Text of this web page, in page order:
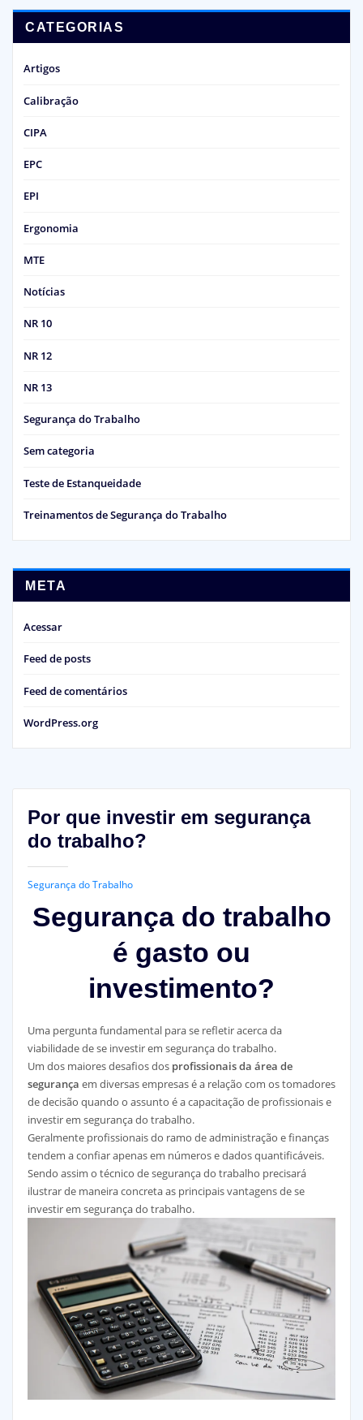
CATEGORIAS
Artigos
Calibração
CIPA
EPC
EPI
Ergonomia
MTE
Notícias
NR 10
NR 12
NR 13
Segurança do Trabalho
Sem categoria
Teste de Estanqueidade
Treinamentos de Segurança do Trabalho
META
Acessar
Feed de posts
Feed de comentários
WordPress.org
Por que investir em segurança
do trabalho?
Segurança do Trabalho
Segurança do trabalho
é gasto ou
investimento?
Uma pergunta fundamental para se refletir acerca da
viabilidade de se investir em segurança do trabalho.
Um dos maiores desafios dos profissionais da área de
segurança em diversas empresas é a relação com os tomadores
de decisão quando o assunto é a capacitação de profissionais e
investir em segurança do trabalho.
Geralmente profissionais do ramo de administração e finanças
tendem a confiar apenas em números e dados quantificáveis.
Sendo assim o técnico de segurança do trabalho precisará
ilustrar de maneira concreta as principais vantagens de se
investir em segurança do trabalho.